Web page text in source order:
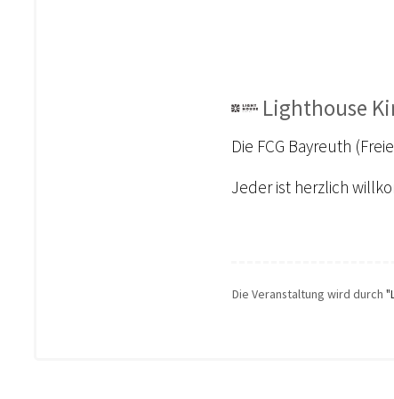
Lighthouse
Die FCG Bayreuth
Jeder ist herzlich
Die Veranstaltung wird durch